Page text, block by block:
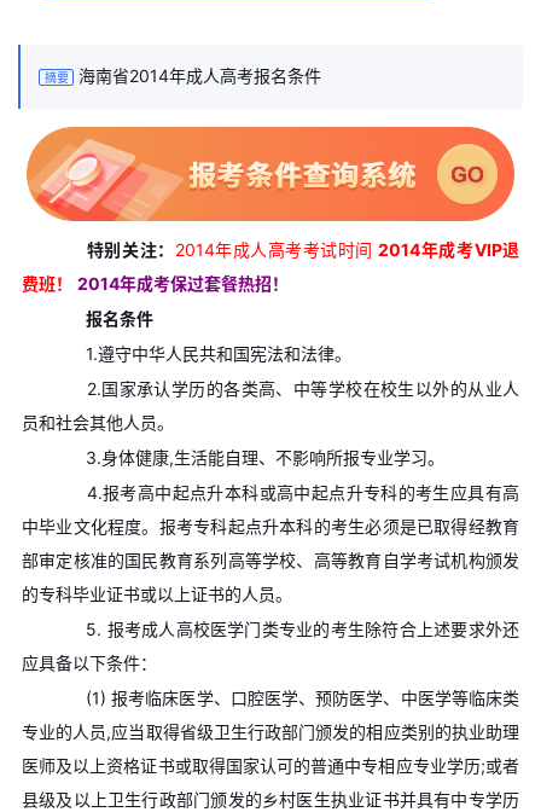
摘要 海南省2014年成人高考报名条件
特别关注： 2014年成人高考考试时间 2014年成考VIP退
费班！
2014年成考保过套餐热招！
报名条件
1.遵守中华人民共和国宪法和法律。
2.国家承认学历的各类高、中等学校在校生以外的从业人
员和社会其他人员。
3.身体健康,生活能自理、不影响所报专业学习。
4.报考高中起点升本科或高中起点升专科的考生应具有高
中毕业文化程度。报考专科起点升本科的考生必须是已取得经教育
部审定核准的国民教育系列高等学校、高等教育自学考试机构颁发
的专科毕业证书或以上证书的人员。
5. 报考成人高校医学门类专业的考生除符合上述要求外还
应具备以下条件：
(1) 报考临床医学、口腔医学、预防医学、中医学等临床类
专业的人员,应当取得省级卫生行政部门颁发的相应类别的执业助理
医师及以上资格证书或取得国家认可的普通中专相应专业学历;或者
县级及以上卫生行政部门颁发的乡村医生执业证书并具有中专学历